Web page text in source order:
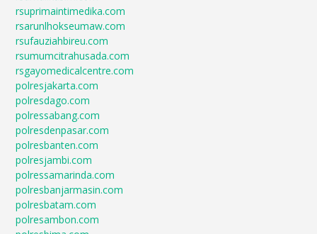
rsuprimaintimedika.com
rsarunlhokseumaw.com
rsufauziahbireu.com
rsumumcitrahusada.com
rsgayomedicalcentre.com
polresjakarta.com
polresdago.com
polressabang.com
polresdenpasar.com
polresbanten.com
polresjambi.com
polressamarinda.com
polresbanjarmasin.com
polresbatam.com
polresambon.com